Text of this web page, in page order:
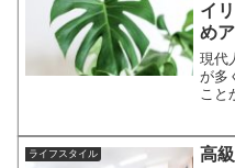
イ
め
現代
が多
こと
て
す
める
く、
ライフスタイル
高